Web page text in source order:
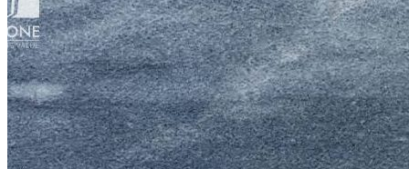
Stone Construction